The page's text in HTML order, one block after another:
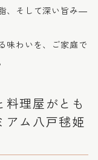
、そして深い旨み―
味わいを、ご家庭で
料理屋がとも
アム八戸毬姫